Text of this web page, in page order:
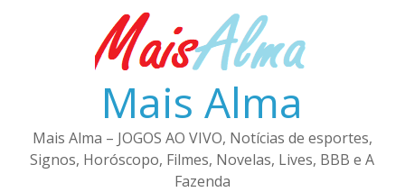
Mais Alma
Mais Alma – JOGOS AO VIVO, Notícias de esportes,
Signos, Horóscopo, Filmes, Novelas, Lives, BBB e A
Fazenda